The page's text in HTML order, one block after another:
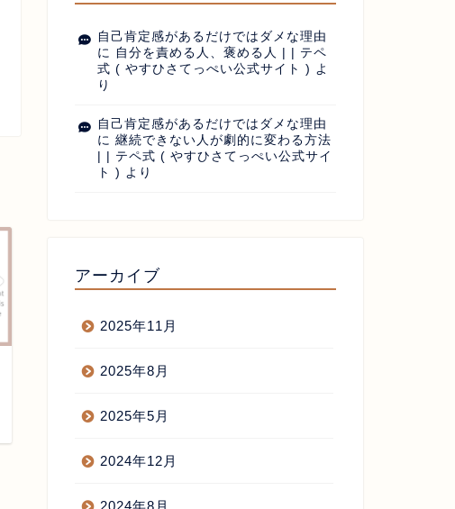
おしりがいたくない？
自己肯定感があるだけではダメな理由
に 自分を責める人、褒める人 | | テペ
式 ( やすひさてっぺい公式サイト ) よ
り
自己肯定感があるだけではダメな理由
に 継続できない人が劇的に変わる方法
| | テペ式 ( やすひさてっぺい公式サイ
ト ) より
アーカイブ
2025年11月
2025年8月
2025年5月
2024年12月
2024年8月